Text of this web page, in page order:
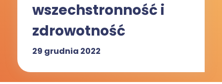
wszechstronność i
zdrowotność
29 grudnia 2022